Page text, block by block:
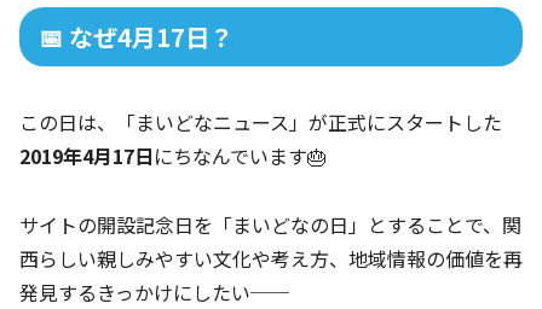
📅 なぜ4月17日？
この日は、「まいどなニュース」が正式にスタートした
2019年4月17日にちなんでいます🎂
サイトの開設記念日を「まいどなの日」とすることで、関
西らしい親しみやすい文化や考え方、地域情報の価値を再
発見するきっかけにしたい──